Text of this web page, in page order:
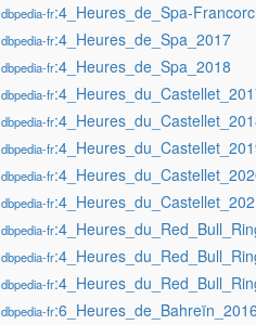
dbpedia-fr:4_Heures_de_Spa-
dbpedia-fr:4_Heures_de_Spa_2017
dbpedia-fr:4_Heures_de_Spa_2018
dbpedia-fr
dbpedia-fr
dbpedia-fr
dbpedia-fr
dbpedia-fr
dbpedia-fr
dbpedia-fr
dbpedia-fr
dbpedia-fr